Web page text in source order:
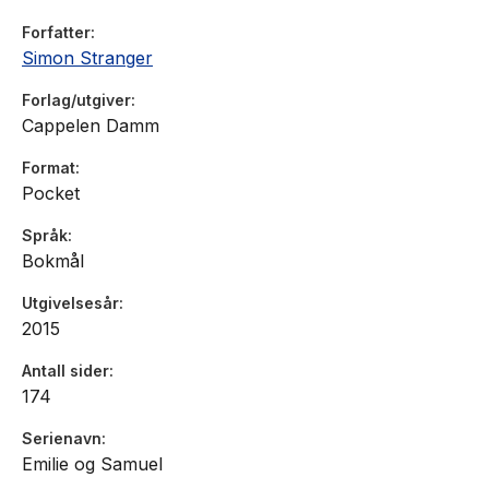
- Kjersti Franziska Ruud-Salomonsen, Vårt Land
Forfatter
Simon Stranger
Forlag/utgiver
Cappelen Damm
Format
Pocket
Språk
Bokmål
Utgivelsesår
2015
Antall sider
174
Serienavn
Emilie og Samuel